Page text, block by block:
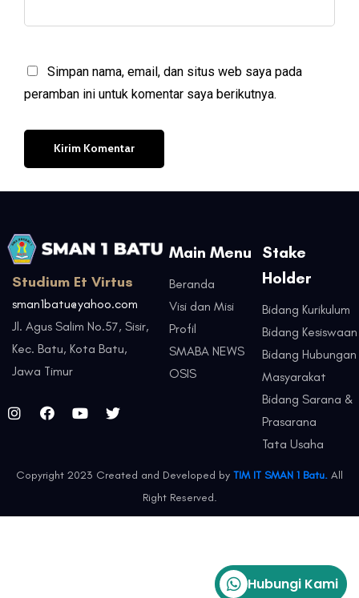
Simpan nama, email, dan situs web saya pada
peramban ini untuk komentar saya berikutnya.
Studium Et Virtus
sman1batu@yahoo.com
Jl. Agus Salim No.57, Sisir,
Kec. Batu, Kota Batu,
Jawa Timur
Main Menu
Beranda
Visi dan Misi
Profil
SMABA NEWS
OSIS
Stake
Holder
Bidang Kurikulum
Bidang Kesiswaan
Bidang Hubungan
Masyarakat
Bidang Sarana &
Prasarana
Tata Usaha
Copyright 2023 Created and Developed by TIM IT SMAN 1 Batu. All
Right Reserved.
Hubungi Kami